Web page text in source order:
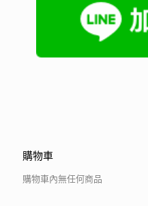
購物車
購物車內無任何商品